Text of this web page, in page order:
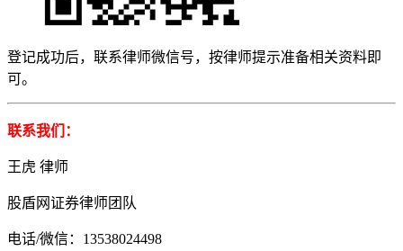
登记成功后，联系律师微信号，按律师提示准备相关资料即
可。
联系我们：
王虎 律师
股盾网证券律师团队
电话/微信：13538024498